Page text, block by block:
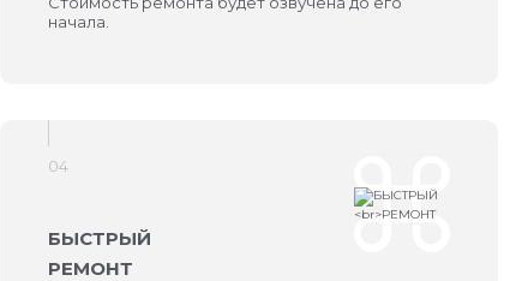
начала.
04
БЫСТРЫЙ
РЕМОНТ